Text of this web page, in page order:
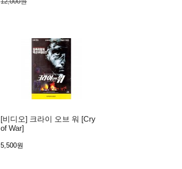
[비디오] 크라이 오브 워 [Cry
of War]
5,500원